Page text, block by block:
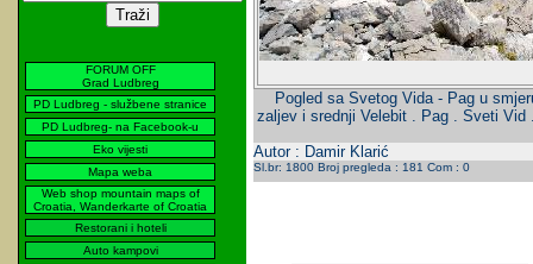
FORUM OFF
Grad Ludbreg
PD Ludbreg - službene stranice
PD Ludbreg- na Facebook-u
Eko vijesti
Mapa weba
Web shop mountain maps of
Croatia, Wanderkarte of Croatia
Restorani i hoteli
Auto kampovi
Pogled sa Svetog Vida - Pag u
zaljev i srednji Velebit . Pag . Sveti Vid
Autor : Damir Klarić
Sl.br: 1800 Broj pregleda : 181 Com : 0